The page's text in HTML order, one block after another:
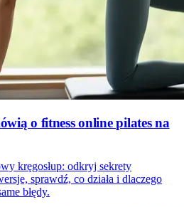
o fitness online pilates na
kręgosłup: odkryj sekrety
sprawdź, co działa i dlaczego
błędy.